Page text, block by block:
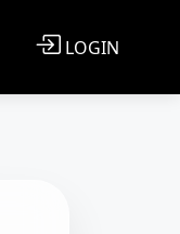
LOGIN